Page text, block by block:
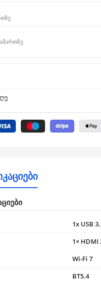
1x USB
1× HDMI
Wi-Fi 7
BT5.4